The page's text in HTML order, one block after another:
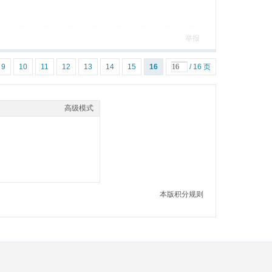
举报
9 10 11 12 13 14 15 16 / 16 页
高级模式
本版积分规则